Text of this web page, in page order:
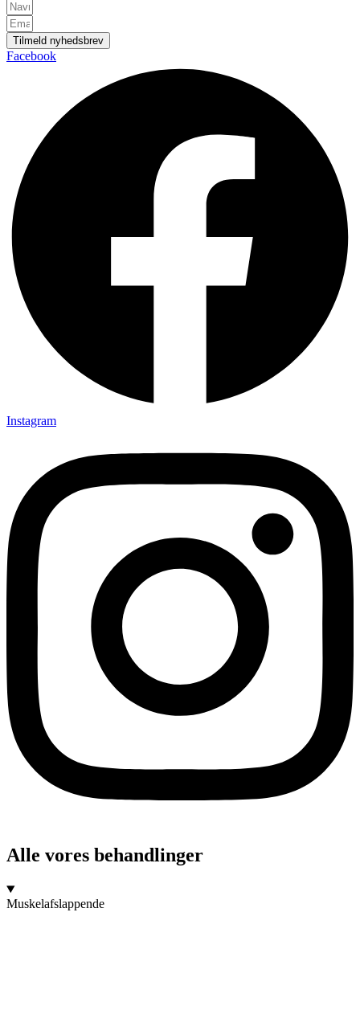
Tilmeld nyhedsbrev
Facebook
Instagram
Alle vores behandlinger
Muskelafslappende